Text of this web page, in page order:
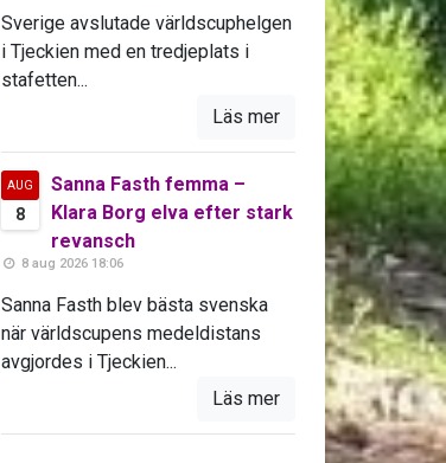
Sverige avslutade världscuphelgen
i Tjeckien med en tredjeplats i
stafetten...
Läs mer
AUG
8
Sanna Fasth femma –
Klara Borg elva efter stark
revansch
8 aug 2026 18:06
Sanna Fasth blev bästa svenska
när världscupens medeldistans
avgjordes i Tjeckien...
Läs mer